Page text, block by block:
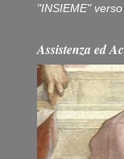
"INSIEME"
Assistenza ed